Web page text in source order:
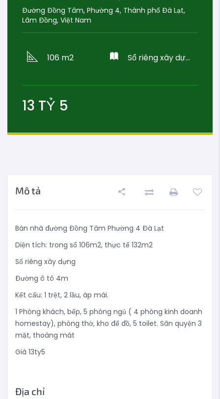
Đường Đồng Tâm, Phường 4, Thành phố Đà Lạt,
Lâm Đồng, Việt Nam
106 m2 Sổ riêng xây dựng
13 TỶ 5
Mô tả
Bán nhà đường Đồng Tâm Phường 4 Đà Lạt
Diện tích: trong sổ 106m2, thực tế 132m2
Sổ riêng xây dựng
Đường ô tô 4m
Kết cấu: 1 trệt, 2 lầu, áp mái.
1 Phòng khách, bếp, 5 phòng ngủ ( 4 phòng kinh doanh
homestay), phòng thờ, kho để đồ, 5 toilet. Sân quyện 3
mặt, thoáng mát
Giá 13ty5
Địa chỉ